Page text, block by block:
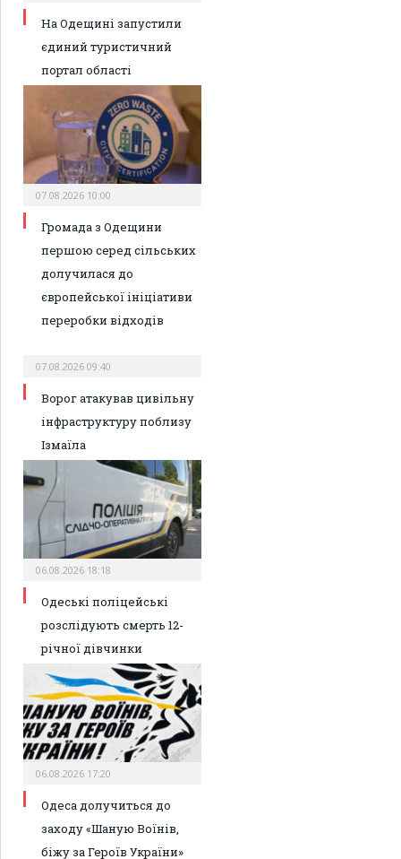
На Одещині запустили
єдиний туристичний
портал області
07.08.2026 10:00
Громада з Одещини
першою серед сільських
долучилася до
європейської ініціативи
переробки відходів
07.08.2026 09:40
Ворог атакував цивільну
інфраструктуру поблизу
Ізмаїла
06.08.2026 18:18
Одеські поліцейські
розслідують смерть 12-
річної дівчинки
06.08.2026 17:20
Одеса долучиться до
заходу «Шаную Воїнів,
біжу за Героїв України»